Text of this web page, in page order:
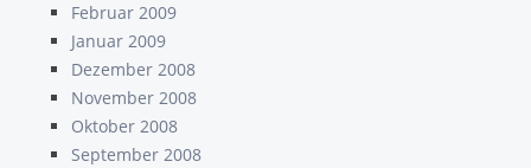
Februar 2009
Januar 2009
Dezember 2008
November 2008
Oktober 2008
September 2008